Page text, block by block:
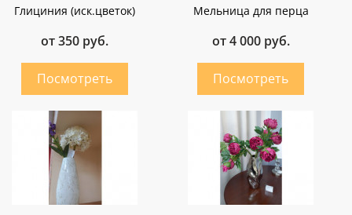
Глициния (иск.цветок)
от 350 руб.
Мельница для перца
от 4 000 руб.